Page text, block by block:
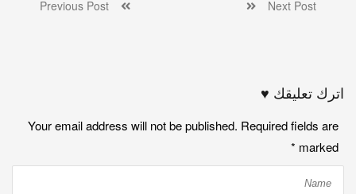
Next Post
اترك تعليقك ♥
Your email address will not be published. Required fields are
marked
*